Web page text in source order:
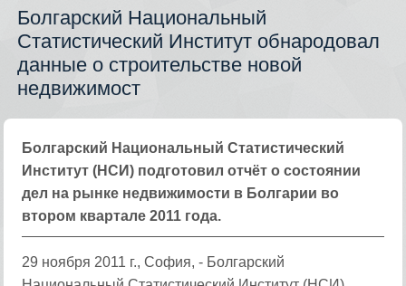
Болгарский Национальный
Статистический Институт обнародовал
данные о строительстве новой
недвижимост
Болгарский Национальный Статистический
Институт (НСИ) подготовил отчёт о состоянии
дел на рынке недвижимости в Болгарии во
втором квартале 2011 года.
29 ноября 2011 г., София, - Болгарский